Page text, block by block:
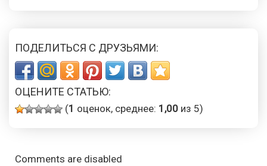
ПОДЕЛИТЬСЯ С ДРУЗЬЯМИ:
ОЦЕНИТЕ СТАТЬЮ:
(1 оценок, среднее: 1,00 из 5)
Comments are disabled